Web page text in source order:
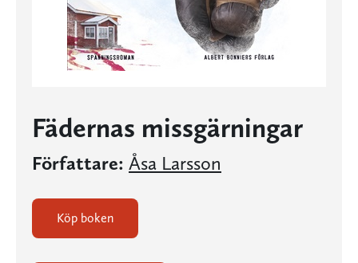
Fädernas missgärningar
Författare: Åsa Larsson
Köp boken